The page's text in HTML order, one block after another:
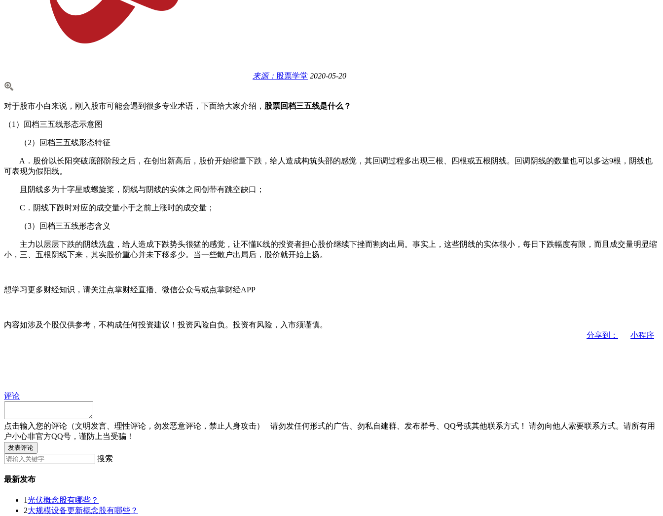
来源： 股票学堂 2020-05-20
对于股市小白来说，刚入股市可能会遇到很多专业术语，下面给大家介绍， 股票回档三五线是什么？
（1）回档三五线形态示意图
（2）回档三五线形态特征
A．股价以长阳突破底部阶段之后，在创出新高后，股价开始缩量下跌，给人造成构筑头部的感觉，其回调过程多出现三根、四根或五根阴线。回调阴线的数量也可以多达9根，阴线也
可表现为假阳线。
且阴线多为十字星或螺旋桨，阴线与阴线的实体之间创带有跳空缺口；
C．阴线下跌时对应的成交量小于之前上涨时的成交量；
（3）回档三五线形态含义
主力以层层下跌的阴线洗盘，给人造成下跌势头很猛的感觉，让不懂K线的投资者担心股价继续下挫而割肉出局。事实上，这些阴线的实体很小，每日下跌幅度有限，而且成交量明显缩
小，三、五根阴线下来，其实股价重心并未下移多少。当一些散户出局后，股价就开始上扬。
想学习更多财经知识，请关注点掌财经直播、微信公众号或点掌财经APP
内容如涉及个股仅供参考，不构成任何投资建议！投资风险自负。投资有风险，入市须谨慎。
分享到：
小程序
评论
点击输入您的评论（文明发言、理性评论，勿发恶意评论，禁止人身攻击） 请勿发任何形式的广告、勿私自建群、发布群号、QQ号或其他联系方式！
请勿向他人索要联系方式。请所有用
户小心非官方QQ号，谨防上当受骗！
发表评论
搜索
最新发布
1光伏概念股有哪些？
2大规模设备更新概念股有哪些？